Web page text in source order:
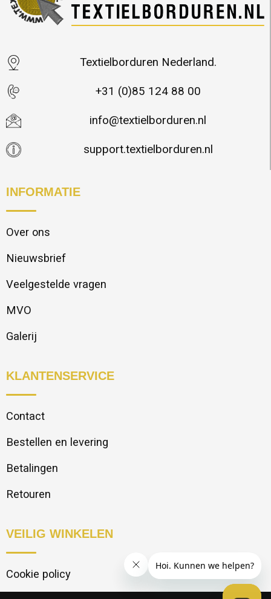
Textielborduren Nederland.
+31 (0)85 124 88 00
info@textielborduren.nl
support.textielborduren.nl
INFORMATIE
Over ons
Nieuwsbrief
Veelgestelde vragen
MVO
Galerij
KLANTENSERVICE
Contact
Bestellen en levering
Betalingen
Retouren
VEILIG WINKELEN
Cookie policy